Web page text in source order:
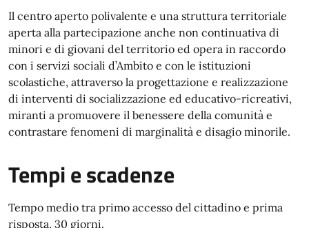
Il centro aperto polivalente e una struttura territoriale
aperta alla partecipazione anche non continuativa di
minori e di giovani del territorio ed opera in raccordo
con i servizi sociali d’Ambito e con le istituzioni
scolastiche, attraverso la progettazione e realizzazione
di interventi di socializzazione ed educativo-ricreativi,
miranti a promuovere il benessere della comunità e
contrastare fenomeni di marginalità e disagio minorile.
Tempi e scadenze
Tempo medio tra primo accesso del cittadino e prima
risposta, 30 giorni.